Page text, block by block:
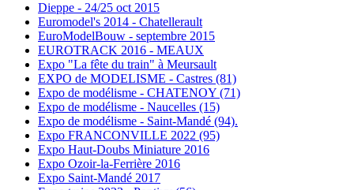
Dieppe - 24/25 oct 2015
Euromodel's 2014 - Chatellerault
EuroModelBouw - septembre 2015
EUROTRACK 2016 - MEAUX
Expo "La fête du train" à Meursault
EXPO de MODELISME - Castres (81)
Expo de modélisme - CHATENOY (71)
Expo de modélisme - Naucelles (15)
Expo de modélisme - Saint-Mandé (94).
Expo FRANCONVILLE 2022 (95)
Expo Haut-Doubs Miniature 2016
Expo Ozoir-la-Ferrière 2016
Expo Saint-Mandé 2017